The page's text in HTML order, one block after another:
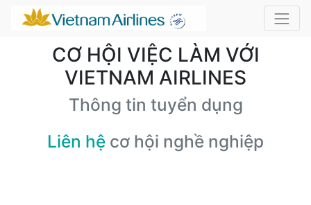
CƠ HỘI VIỆC LÀM VỚI
VIETNAM AIRLINES
Thông tin tuyển dụng
Liên hệ cơ hội nghề nghiệp